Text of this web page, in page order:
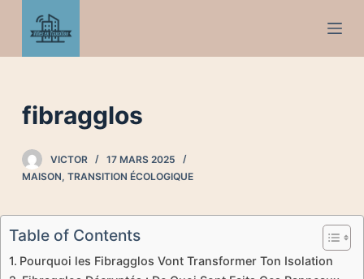
s
u
n
e
fibragglos
VICTOR
17 MARS 2025
MAISON, TRANSITION ÉCOLOGIQUE
Table of Contents
Pourquoi les Fibragglos Vont Transformer Ton Isolation